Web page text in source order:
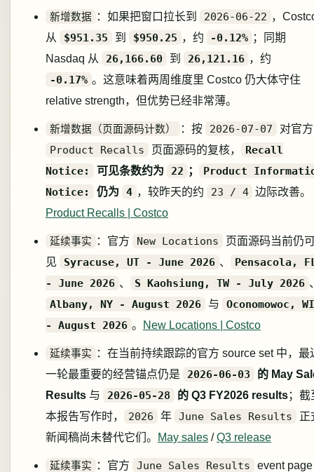
新增数据 ：如果把窗口拉长到 2026-06-22 ，
从
$951.35 到 $950.25 ，约 -0.12% ；同期
Nasdaq 从
26,166.60 到 26,121.16 ，约
-0.17% 。这意味着两周维度里 Costco 仍大体守住
relative strength，但优势已经非常薄。
新增数据（页面源码计数） ：按 2026-07-07
对官方
Product Recalls
页面源码的复核，
Recall
Notice:
可见条数约为 22 ；
Product
Notice:
仍为 4 ，较昨天的约 23 / 4 边际改善。
Product Recalls | Costco
延续事实 ：官方 New Locations
页面源码当前仍
见
Syracuse, UT - June 2026 、
Pensacola,
- June 2026 、 S Kaohsiung, TW - July 2026
Albany, NY - August 2026
与
Oconomowoc, WI
- August 2026 。 New Locations | Costco
延续事实 ：在当前持续跟踪的官方 source set 中，最
一轮最重要的经营锚点仍是
2026-06-03
的 May
Results 与 2026-05-28 的 Q3 FY2026 results；截
本报告写作时，
2026 年 June Sales Results
正
新闻稿尚未替代它们。
May sales /Q3 release
延续事实 ：官方 June Sales Results
event page